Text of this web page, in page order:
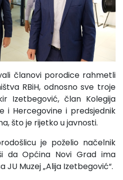
članovi porodice rahmetli
RBiH, odnosno sve troje
Izetbegović, član Kolegija
i Hercegovine i predsjednik
što je rijetko u javnosti.
je poželio načelnik
da Općina Novi Grad ima
JU Muzej „Alija Izetbegović“.